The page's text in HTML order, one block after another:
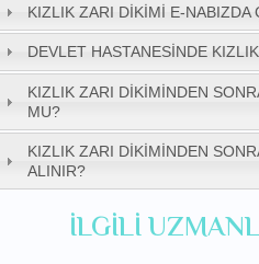
KIZLIK ZARI DIKIMI E-NABIZDA
DEVLET HASTANESINDE
KIZLIK ZARI DIKIMINDEN
MU?
KIZLIK ZARI DIKIMINDEN
ALINIR?
İLGILI